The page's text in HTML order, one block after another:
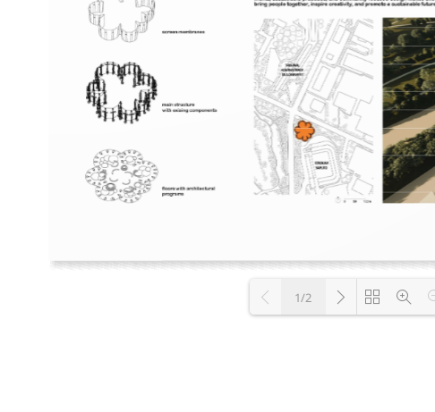
1/2